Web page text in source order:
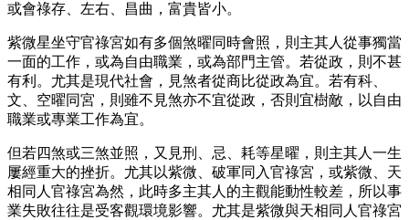
或會祿存、左右、昌曲，富貴皆小。
紫微星坐守官祿宮如有多個煞曜同時會照，則主其人從事獨當
一面的工作，或為自由職業，或為部門主管。若從政，則不甚
有利。尤其是現代社會，見煞者從商比從政為宜。若有科、
文、空曜同宮，則雖不見煞亦不宜從政，否則宜樹敵，以自由
職業或專業工作為宜。
但若四煞或三煞並照，又見刑、忌、耗等星曜，則主其人一生
屢經重大的挫折。尤其以紫微、破軍同入官祿宮，或紫微、天
相同人官祿宮為然，此時多主其人的主觀能動性較差，所以事
業失敗往往是受客觀環境影響。尤其是紫微與天相同人官祿宮